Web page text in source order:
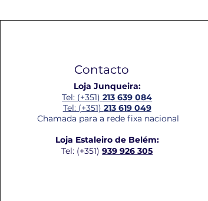
Contacto
Loja Junqueira:
Tel: (+351)213 639 084
Tel: (+351) 213 619 049
Chamada para a rede fixa nacional
Loja Estaleiro de Belém:
Tel: (+351)939 926 305